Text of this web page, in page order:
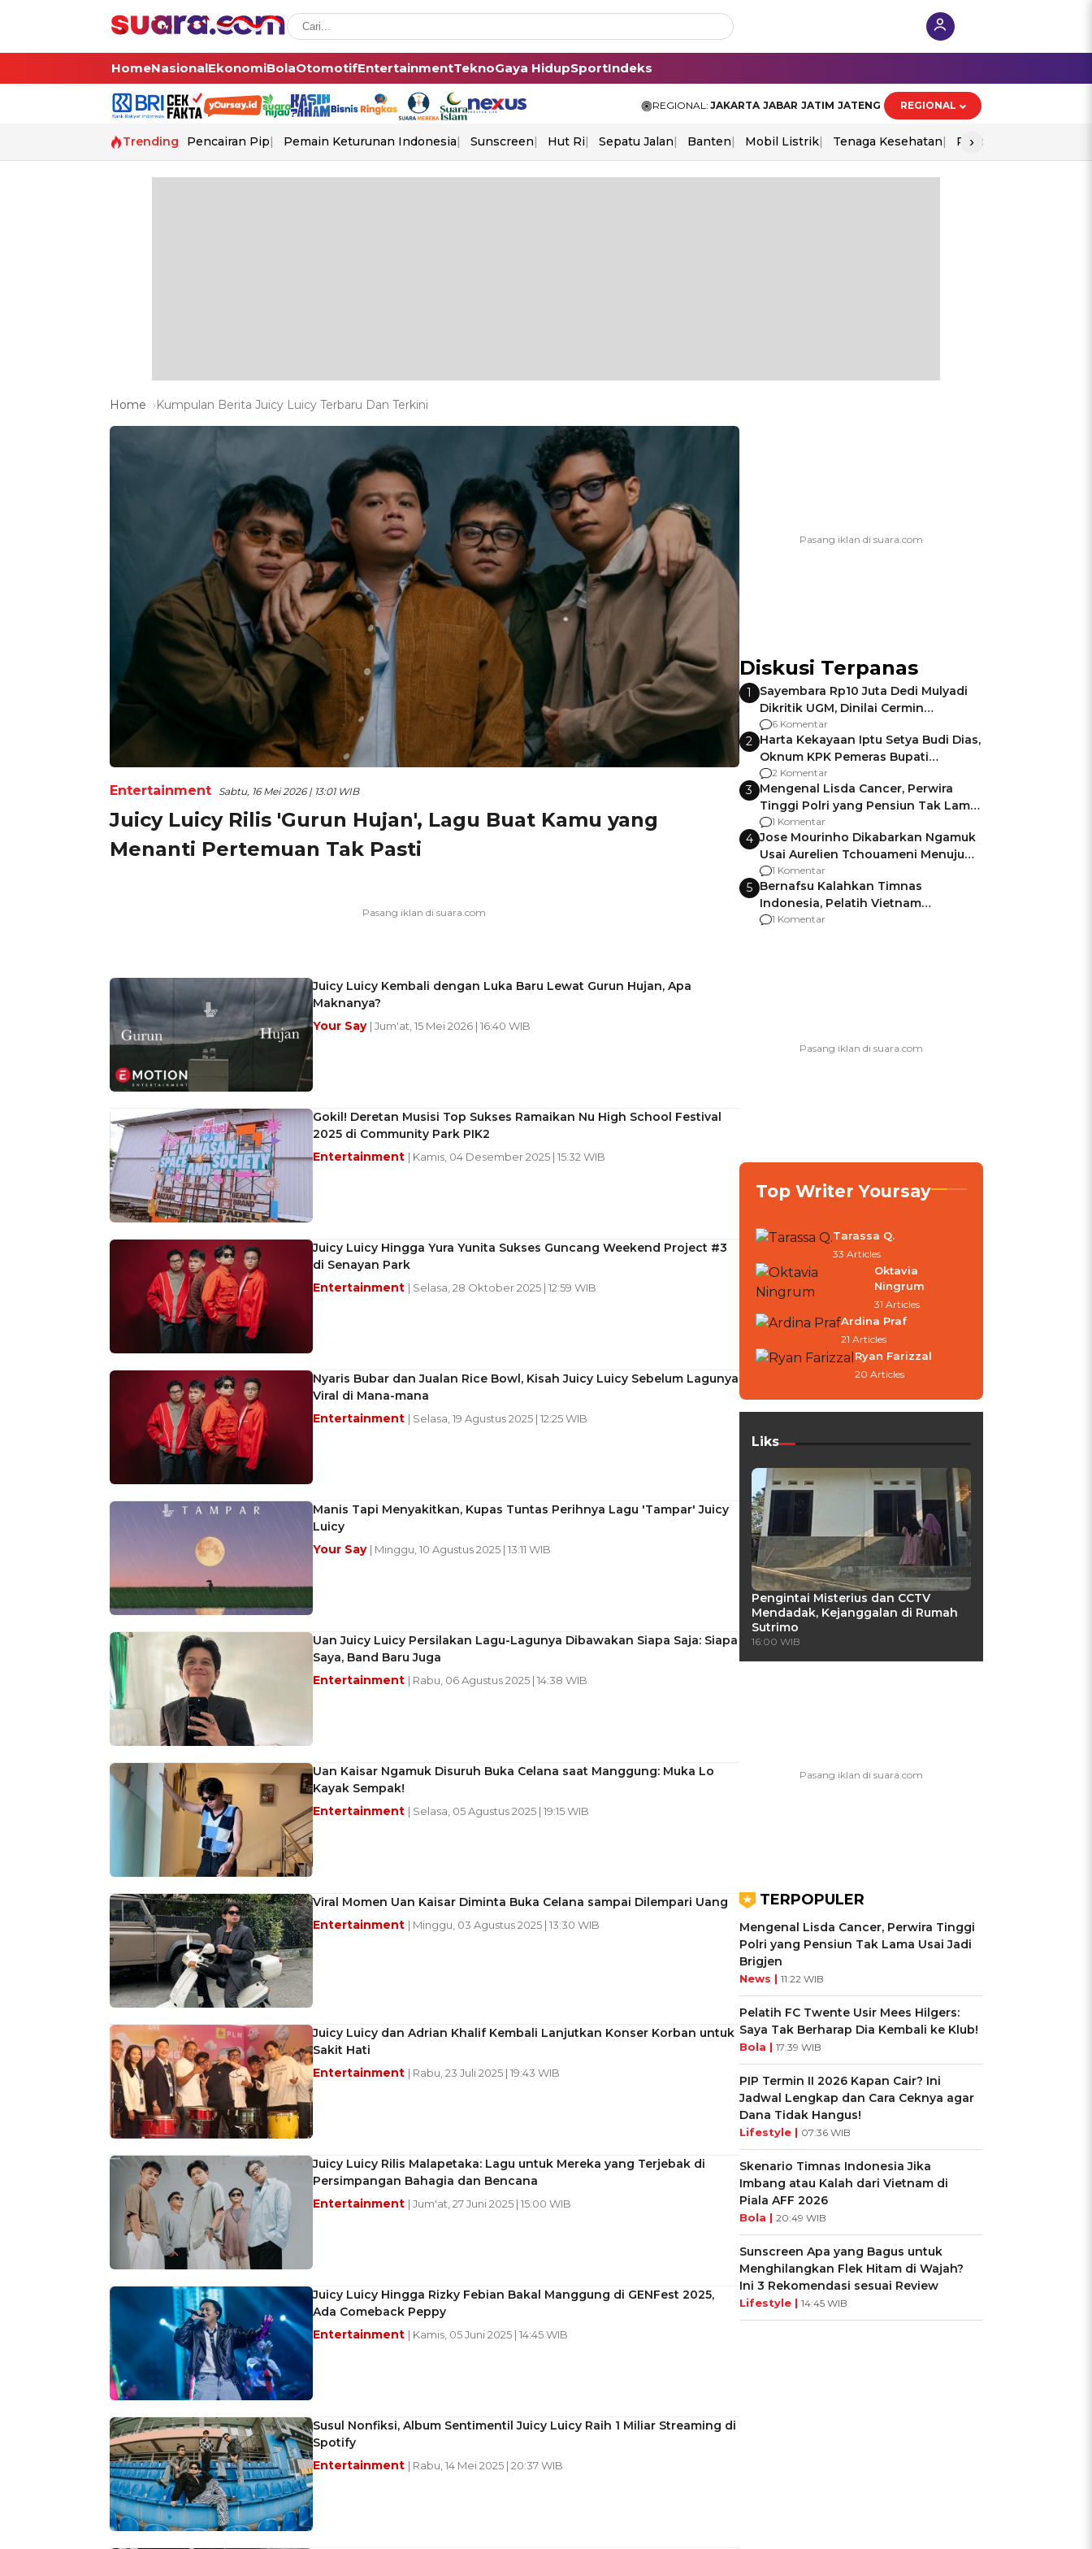
HomeNasionalEkonomiBolaOtomotifEntertainmentTeknoGaya HidupSportIndeks
REGIONAL: JAKARTA JABAR JATIM JATENG REGIONAL
Trending Pencairan Pip Pemain Keturunan Indonesia Sunscreen Hut Ri Sepatu Jalan Banten Mobil Listrik Tenaga Kesehatan Piala Aff 2026
›
Home Kumpulan Berita Juicy Luicy Terbaru Dan Terkini
Entertainment Sabtu, 16 Mei 2026 | 13:01 WIB
Juicy Luicy Rilis 'Gurun Hujan', Lagu Buat Kamu yang
Menanti Pertemuan Tak Pasti
Juicy Luicy Kembali dengan Luka Baru Lewat Gurun Hujan, Apa
Maknanya?
Your Say | Jum'at, 15 Mei 2026 | 16:40 WIB
Gokil! Deretan Musisi Top Sukses Ramaikan Nu High School Festival
2025 di Community Park PIK2
Entertainment | Kamis, 04 Desember 2025 | 15:32 WIB
Juicy Luicy Hingga Yura Yunita Sukses Guncang Weekend Project #3
di Senayan Park
Entertainment | Selasa, 28 Oktober 2025 | 12:59 WIB
Nyaris Bubar dan Jualan Rice Bowl, Kisah Juicy Luicy Sebelum Lagunya
Viral di Mana-mana
Entertainment | Selasa, 19 Agustus 2025 | 12:25 WIB
Manis Tapi Menyakitkan, Kupas Tuntas Perihnya Lagu 'Tampar' Juicy
Luicy
Your Say | Minggu, 10 Agustus 2025 | 13:11 WIB
Uan Juicy Luicy Persilakan Lagu-Lagunya Dibawakan Siapa Saja: Siapa
Saya, Band Baru Juga
Entertainment | Rabu, 06 Agustus 2025 | 14:38 WIB
Uan Kaisar Ngamuk Disuruh Buka Celana saat Manggung: Muka Lo
Kayak Sempak!
Entertainment | Selasa, 05 Agustus 2025 | 19:15 WIB
Viral Momen Uan Kaisar Diminta Buka Celana sampai Dilempari Uang
Entertainment | Minggu, 03 Agustus 2025 | 13:30 WIB
Juicy Luicy dan Adrian Khalif Kembali Lanjutkan Konser Korban untuk
Sakit Hati
Entertainment | Rabu, 23 Juli 2025 | 19:43 WIB
Juicy Luicy Rilis Malapetaka: Lagu untuk Mereka yang Terjebak di
Persimpangan Bahagia dan Bencana
Entertainment | Jum'at, 27 Juni 2025 | 15:00 WIB
Juicy Luicy Hingga Rizky Febian Bakal Manggung di GENFest 2025,
Ada Comeback Peppy
Entertainment | Kamis, 05 Juni 2025 | 14:45 WIB
Susul Nonfiksi, Album Sentimentil Juicy Luicy Raih 1 Miliar Streaming di
Spotify
Entertainment | Rabu, 14 Mei 2025 | 20:37 WIB
Diskusi Terpanas
1
Sayembara Rp10 Juta Dedi Mulyadi
Dikritik UGM, Dinilai Cermin
Gagalnya Negara Jamin Keamanan
6 Komentar
2 Harta Kekayaan Iptu Setya Budi Dias,
Oknum KPK Pemeras Bupati
Pemalang
2 Komentar
3 Mengenal Lisda Cancer, Perwira
Tinggi Polri yang Pensiun Tak Lama
Usai Jadi Brigjen
1 Komentar
4 Jose Mourinho Dikabarkan Ngamuk
Usai Aurelien Tchouameni Menuju
Manchester United
1 Komentar
5 Bernafsu Kalahkan Timnas
Indonesia, Pelatih Vietnam
Berencana Pakai Jimat di Pakansari
1 Komentar
Top Writer Yoursay
Tarassa Q.
33 Articles
Oktavia
Ningrum
31 Articles
Ardina Praf
21 Articles
Ryan Farizzal
20 Articles
Liks
Pengintai Misterius dan CCTV
Mendadak, Kejanggalan di Rumah
Sutrimo
16:00 WIB
TERPOPULER
Mengenal Lisda Cancer, Perwira Tinggi
Polri yang Pensiun Tak Lama Usai Jadi
Brigjen
News | 11:22 WIB
Pelatih FC Twente Usir Mees Hilgers:
Saya Tak Berharap Dia Kembali ke Klub!
Bola | 17:39 WIB
PIP Termin II 2026 Kapan Cair? Ini
Jadwal Lengkap dan Cara Ceknya agar
Dana Tidak Hangus!
Lifestyle | 07:36 WIB
Skenario Timnas Indonesia Jika
Imbang atau Kalah dari Vietnam di
Piala AFF 2026
Bola | 20:49 WIB
Sunscreen Apa yang Bagus untuk
Menghilangkan Flek Hitam di Wajah?
Ini 3 Rekomendasi sesuai Review
Lifestyle | 14:45 WIB